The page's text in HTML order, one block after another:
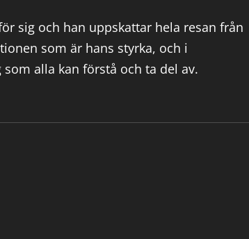
sig och han uppskattar hela resan från
som är hans styrka, och i
alla kan förstå och ta del av.